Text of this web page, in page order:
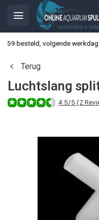
besteld, volgende
Terug
Luchtslang
4.5/5 (2